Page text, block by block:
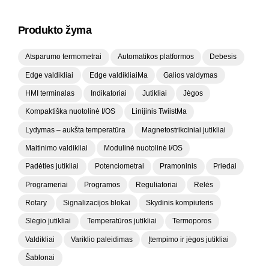
Produkto žyma
Atsparumo termometrai Automatikos platformos Debesis
Edge valdikliai Edge valdikliaiMa Galios valdymas
HMI terminalas Indikatoriai Jutikliai Jėgos
Kompaktiška nuotolinė I/OS Linijinis TwiistMa
Lydymas – aukšta temperatūra Magnetostrikciniai jutikliai
Maitinimo valdikliai Modulinė nuotolinė I/OS
Padėties jutikliai Potenciometrai Pramoninis Priedai
Programeriai Programos Reguliatoriai Relės
Rotary Signalizacijos blokai Skydinis kompiuteris
Slėgio jutikliai Temperatūros jutikliai Termoporos
Valdikliai Variklio paleidimas Įtempimo ir jėgos jutikliai
Šablonai